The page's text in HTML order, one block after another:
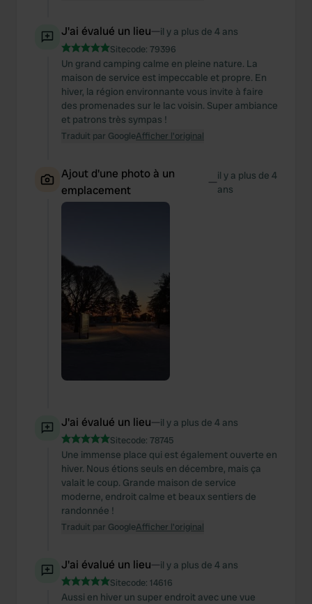
J'ai évalué un lieu—il y a plus de 4 ans
Sitecode: 79396
Un grand camping calme en pleine nature. La
maison de service est impeccable et propre. En
hiver, la région environnante vous invite à faire
des promenades sur le lac voisin. Super ambiance
et patrons très sympas !
Traduit par GoogleAfficher l'original
Ajout d'une photo à un
emplacement
—il y a plus de 4
ans
J'ai évalué un lieu—il y a plus de 4 ans
Sitecode: 78745
Une immense place qui est également ouverte en
hiver. Nous étions seuls en décembre, mais ça
valait le coup. Grande maison de service
moderne, endroit calme et beaux sentiers de
randonnée !
Traduit par GoogleAfficher l'original
J'ai évalué un lieu—il y a plus de 4 ans
Sitecode: 14616
Aussi en hiver un super endroit avec une vue